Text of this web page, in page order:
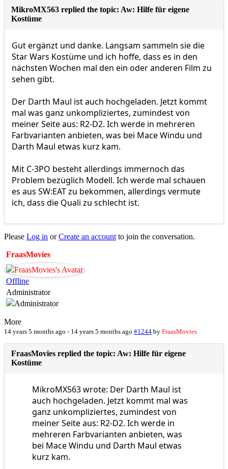
MikroMX563 replied the topic: Aw: Hilfe für eigene
Kostüme
Gut ergänzt und danke. Langsam sammeln sie die
Star Wars Kostüme und ich hoffe, dass es in den
nächsten Wochen mal den ein oder anderen Film zu
sehen gibt.
Der Darth Maul ist auch hochgeladen. Jetzt kommt
mal was ganz unkompliziertes, zumindest von
meiner Seite aus: R2-D2. Ich werde in mehreren
Farbvarianten anbieten, was bei Mace Windu und
Darth Maul etwas kurz kam.
Mit C-3PO besteht allerdings immernoch das
Problem bezüglich Modell. Ich werde mal schauen
es aus SW:EAT zu bekommen, allerdings vermute
ich, dass die Quali zu schlecht ist.
Please Log in orCreate an accountto join the conversation.
FraasMovies
Offline
Administrator
More
14 years 5 months ago - 14 years 5 months ago #1244 by FraasMovies
FraasMovies replied the topic: Aw: Hilfe für eigene
Kostüme
MikroMX563 wrote: Der Darth Maul ist
auch hochgeladen. Jetzt kommt mal was
ganz unkompliziertes, zumindest von
meiner Seite aus: R2-D2. Ich werde in
mehreren Farbvarianten anbieten, was
bei Mace Windu und Darth Maul etwas
kurz kam.